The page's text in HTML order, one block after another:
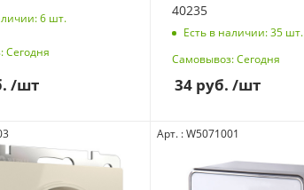
6шт.
Сегодня
/шт
40235
Есть в наличии: 35шт.
Самовывоз: Сегодня
34руб. /шт
Арт. : W5071001